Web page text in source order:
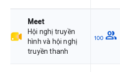
Meet
Hội nghị truyền
hình và hội nghị
truyền thanh
100 group